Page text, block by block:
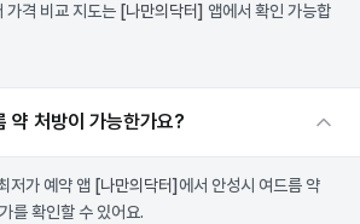
가격 비교 지도는 [나만의닥터] 앱에서 확인 가능합
약 처방이 가능한가요?
저가 예약 앱 [나만의닥터] 에서 안성시 여드름 약
를 확인할 수 있어요.